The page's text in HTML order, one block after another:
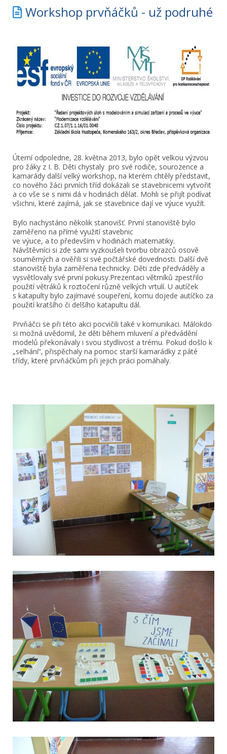
Workshop prvňáčků - už podruhé
Úterní odpoledne, 28. května 2013, bylo opět velkou výzvou
pro žáky z I. B. Děti chystaly pro své rodiče, sourozence a
kamarády další velký workshop, na kterém chtěly představit,
co nového žáci prvních tříd dokázali se stavebnicemi vytvořit
a co vše se s nimi dá v hodinách dělat. Mohli se přijít podívat
všichni, které zajímá, jak se stavebnice dají ve výuce využít.
Bylo nachystáno několik stanovišť. První stanoviště bylo
zaměřeno na přímé využití stavebnic
ve výuce, a to především v hodinách matematiky.
Návštěvníci si zde sami vyzkoušeli tvorbu obrazců osově
souměrných a ověřili si své počtářské dovednosti. Další dvě
stanoviště byla zaměřena technicky. Děti zde předváděly a
vysvětlovaly své první pokusy.Prezentaci větrníků zpestřilo
použití větráků k roztočení různě velkých vrtulí. U autíček
s katapulty bylo zajímavé soupeření, komu dojede autíčko za
použití kratšího či delšího katapultu dál.
Prvňáčci se při této akci pocvičili také v komunikaci. Málokdo
si možná uvědomil, že děti během mluvení a předvádění
modelů překonávaly i svou stydlivost a trému. Pokud došlo k
„selhání“, přispěchaly na pomoc starší kamarádky z páté
třídy, které prvňáčkům při jejich práci pomáhaly.